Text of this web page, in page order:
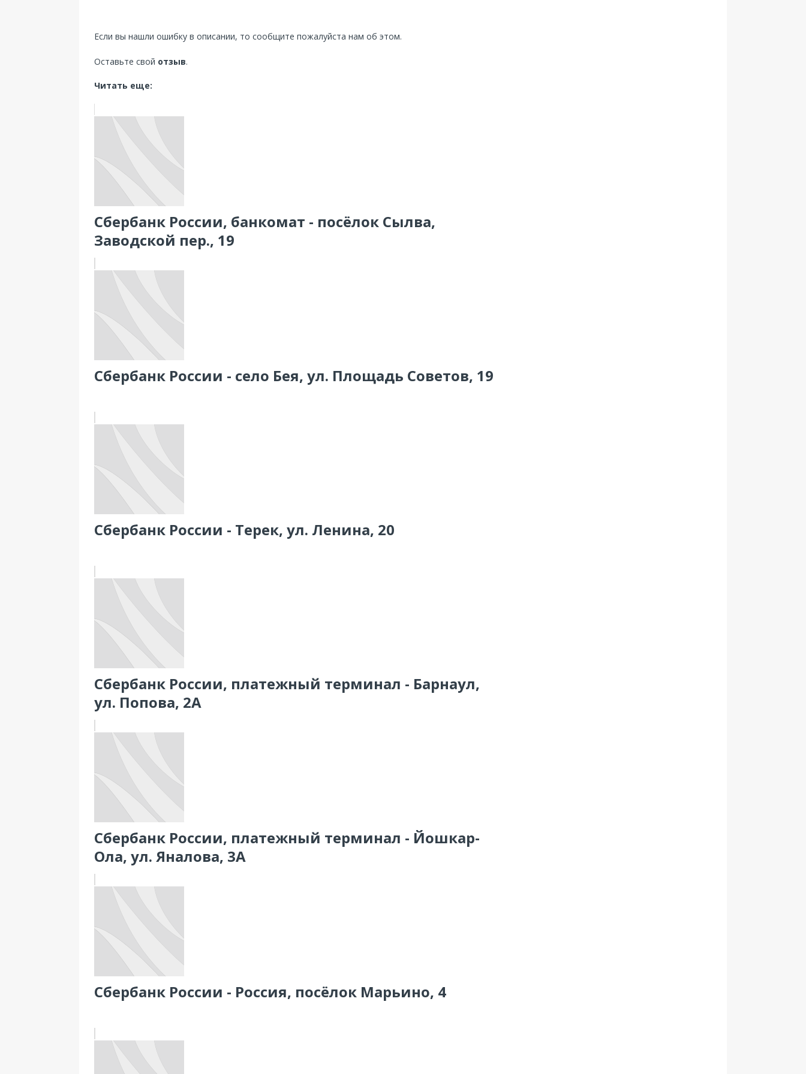
Если вы нашли ошибку в описании, то сообщите пожалуйста нам об этом.
Оставьте свой отзыв.
Читать еще:
Сбербанк России, банкомат - посёлок Сылва,
Заводской пер., 19
Сбербанк России - село Бея, ул. Площадь Советов, 19
Сбербанк России - Терек, ул. Ленина, 20
Сбербанк России, платежный терминал - Барнаул,
ул. Попова, 2А
Сбербанк России, платежный терминал - Йошкар-
Ола, ул. Яналова, 3А
Сбербанк России - Россия, посёлок Марьино, 4